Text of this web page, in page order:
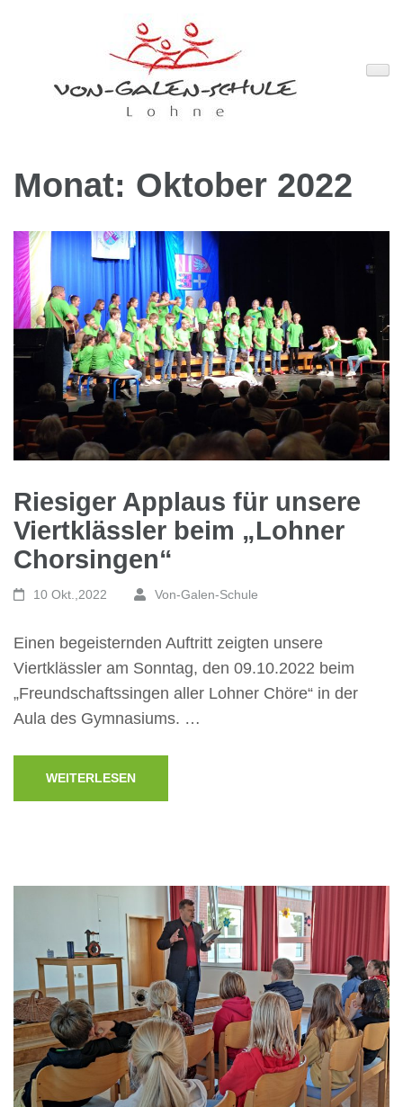
Monat: Oktober 2022
Riesiger Applaus für unsere
Viertklässler beim „Lohner
Chorsingen“
10 Okt.,2022 Von-Galen-Schule
Einen begeisternden Auftritt zeigten unsere
Viertklässler am Sonntag, den 09.10.2022 beim
„Freundschaftssingen aller Lohner Chöre“ in der
Aula des Gymnasiums. …
WEITERLESEN